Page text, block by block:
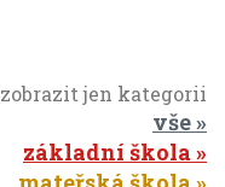
zobrazit jen kategorii
vše
základní škola